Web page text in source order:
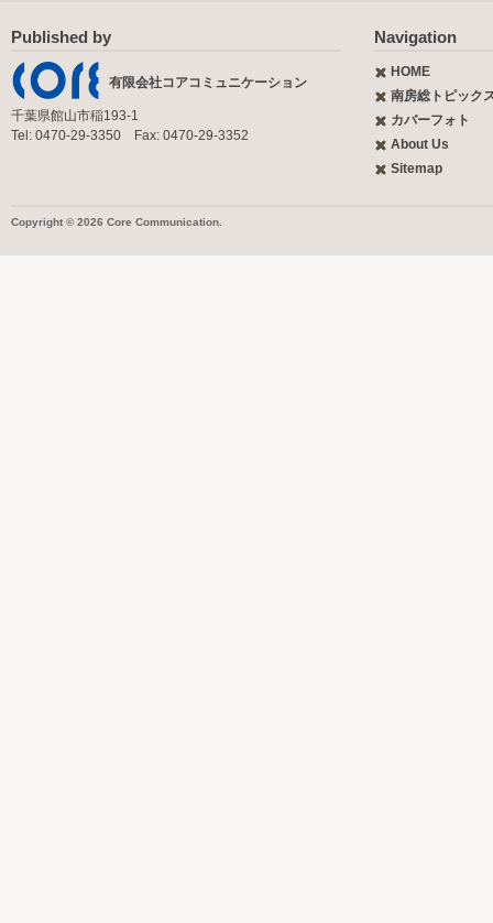
Published by
有限会社コアコミュニケーション
千葉県館山市稲193-1
Tel: 0470-29-3350 Fax: 0470-29-3352
Navigation
HOME
南房総トピック
カバーフォト
About Us
Sitemap
Copyright © 2026 Core Communication.